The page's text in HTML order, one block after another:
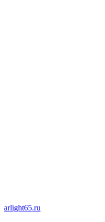
arlight65.ru